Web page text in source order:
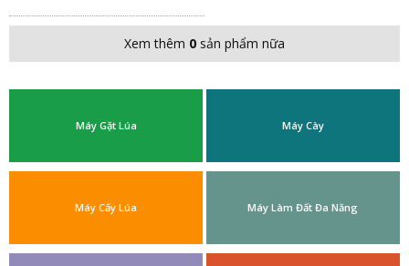
Xem thêm 0 sản phẩm nữa
Máy Gặt Lúa Máy Cày
Máy Cấy Lúa Máy Làm Đất Đa Năng